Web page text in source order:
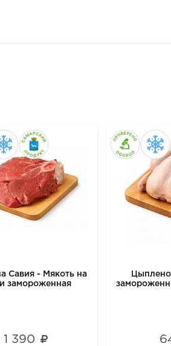
Савия - Мякоть на
замороженная
1 390